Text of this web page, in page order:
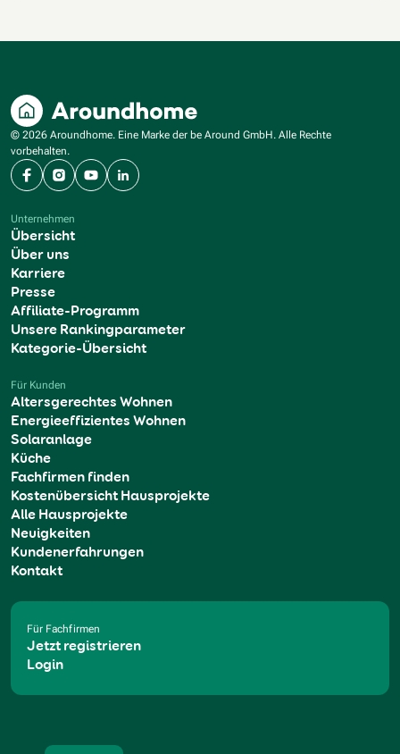
© 2026 Aroundhome. Eine Marke der be Around GmbH. Alle Rechte
vorbehalten.
FacebookInstagram
YouTubeLinkedIn
Unternehmen
Übersicht
Über uns
Karriere
Presse
Affiliate-Programm
Unsere Rankingparameter
Kategorie-Übersicht
Für Kunden
Altersgerechtes Wohnen
Energieeffizientes Wohnen
Solaranlage
Küche
Fachfirmen finden
Kostenübersicht Hausprojekte
Alle Hausprojekte
Neuigkeiten
Kundenerfahrungen
Kontakt
Für Fachfirmen
Jetzt registrieren
Login